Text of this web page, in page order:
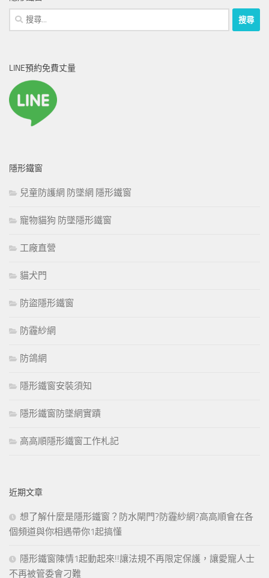
搜
尋
字:
LINE預約免費丈量
隱形鐵窗
兒童防護網 防墜網 隱形鐵窗
寵物貓狗 防墜隱形鐵窗
工廠直營
貓犬門
防盜隱形鐵窗
防霾紗網
防鴿網
隱形鐵窗安裝須知
隱形鐵窗防墜網實蹟
高高順隱形鐵窗工作札記
近期文章
想了解什麼是隱形鐵窗？防水閘門?防霾紗網?高高順會在各
個頻道與你相遇帶你1起搞懂
隱形鐵窗陳情1起動起來!!讓法規不再限定保護，讓愛寵人士
不再被管委會刁難